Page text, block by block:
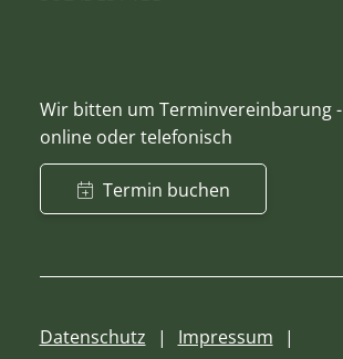
Wir bitten um Terminvereinbarung -
online oder telefonisch
Termin buchen
Datenschutz
Impressum